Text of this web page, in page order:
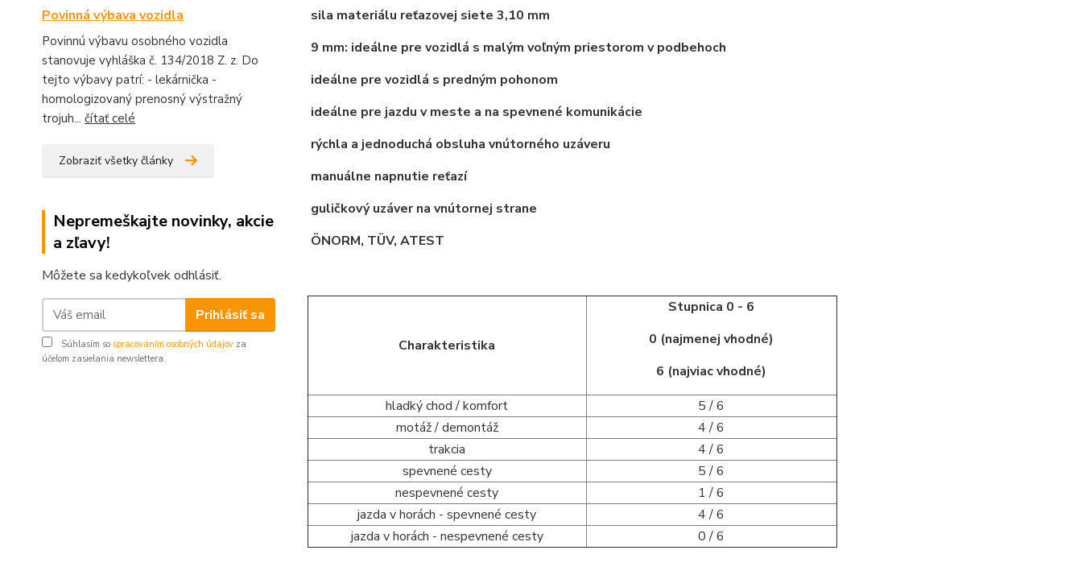
Povinná výbava vozidla
Povinnú výbavu osobného vozidla
stanovuje vyhláška č. 134/2018 Z. z. Do
tejto výbavy patrí: - lekárnička -
homologizovaný prenosný výstražný
trojuh... čítať celé
Zobraziť všetky články
Nepremeškajte novinky, akcie
a zľavy!
Môžete sa kedykoľvek odhlásiť.
Prihlásiť sa
Súhlasím so spracovaním osobných údajov za
účelom zasielania newslettera.
sila materiálu reťazovej siete 3,10 mm
9 mm: ideálne pre vozidlá s malým voľným priestorom v podbehoch
ideálne pre vozidlá s predným pohonom
ideálne pre jazdu v meste a na spevnené komunikácie
rýchla a jednoduchá obsluha vnútorného uzáveru
manuálne napnutie reťazí
guličkový uzáver na vnútornej strane
ÖNORM, TÜV, ATEST
Charakteristika
Stupnica 0 - 6
0 (najmenej vhodné)
6 (najviac vhodné)
hladký chod / komfort
5 / 6
motáž / demontáž
4 / 6
trakcia
4 / 6
spevnené cesty
5 / 6
nespevnené cesty
1 / 6
jazda v horách - spevnené cesty
4 / 6
jazda v horách - nespevnené cesty
0 / 6